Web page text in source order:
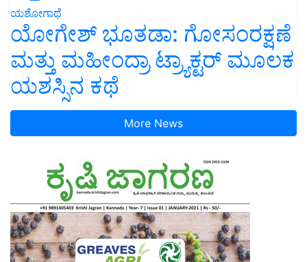
ಯಶೋಗಾಥೆ
ಯೋಗೇಶ್ ಭೂತಡಾ: ಗೋಸಂರಕ್ಷಣೆ
ಮತ್ತು ಮಹೀಂದ್ರಾ ಟ್ರ್ಯಾಕ್ಟರ್ ಮೂಲಕ
ಯಶಸ್ಸಿನ ಕಥೆ
More News